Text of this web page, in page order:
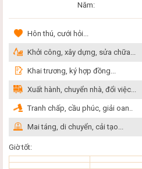
Năm:
Hôn thú, cưới hỏi...
Khởi công, xây dựng, sửa chữa...
Khai trương, ký hợp đồng...
Xuất hành, chuyển nhà, đổi việc...
Tranh chấp, cầu phúc, giải oan..
Mai táng, di chuyển, cải tạo...
Giờ tốt: